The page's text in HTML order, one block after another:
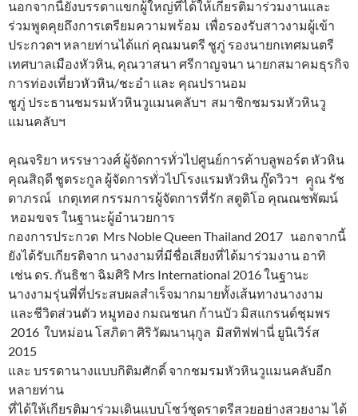
นอกจากนี้ยังบรรดาแขกผู้ใหญ่ที่ได้ให้เกียรติมาร่วมงานและ
ร่วมพูดคุยถึงการเตรียมความพร้อม เพื่อรองรับสาวงามผู้เข้า
ประกวดฯ หลายท่านได้แก่ คุณมนตรี ชูภู่ รองนายกเทศมนตรี
เทศบาลเมืองหัวหิน, คุณวาสนา ศรีกาญจนา นายกสมาคมธุรกิจ
การท่องเที่ยวหัวหิน/ชะอำ และ คุณปรานอม
ชูภู่ ประธานชมรมหัวหินวูแมนคลับฯ สมาชิกชมรมหัวหินวู
แมนคลับฯ
คุณจริยา หรรษาวงศ์ ผู้จัดการทั่วไปศูนย์การค้าบลูพอร์ต หัวหิน
คุณสิฤดี ชูตระกูล ผู้จัดการทั่วไปโรงแรมหัวหิน กู๊ดวิวฯ คุูณ รัช
ดาภรณ์ เกตุเทศ กรรมการผู้จัดการที่รัก สตูดิโอ คุณณชพัฒน์
หอมขจร ในฐานะผู้อำนวยการ
กองการประกวด Mrs Noble Queen Thailand 2017 นอกจากนี้
ยังได้รับเกียรติจาก นางงามที่มีชื่อเสียงที่ได้มาร่วมงาน อาทิ
เช่น ดร. กันธิชา ฉิมศิริ Mrs International 2016 ในฐานะ
นางงามรุ่นพี่ที่ประสบผลสำเร็จมากมายทั้งเส้นทางนางงาม
และชีวิตส่วนตัว หมูทอง กมณชนก ก้านบัว มิสแกรนด์ชุมพร
2016 ใบหม่อน โสภิดา ศิริวัฒนานุกูล มิสทิฟฟานี่ ยูนิเวิร์ส
2015
และ บรรดานางแบบกิติมศักดิ์ จากชมรมหัวหินวูแมนคลับอีก
หลายท่าน
ที่ได้ให้เกียรติมาร่วมเดินแบบโชว์ชุดราตรีสวยอย่างสวยงาม ได้